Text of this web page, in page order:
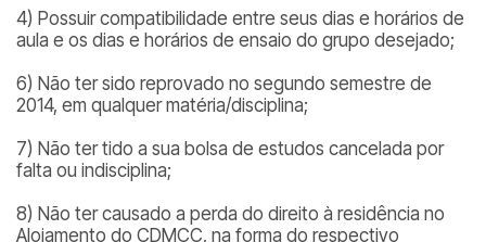
4) Possuir compatibilidade entre seus dias e horários de
aula e os dias e horários de ensaio do grupo desejado;
6) Não ter sido reprovado no segundo semestre de
2014, em qualquer matéria/disciplina;
7) Não ter tido a sua bolsa de estudos cancelada por
falta ou indisciplina;
8) Não ter causado a perda do direito à residência no
Alojamento do CDMCC, na forma do respectivo